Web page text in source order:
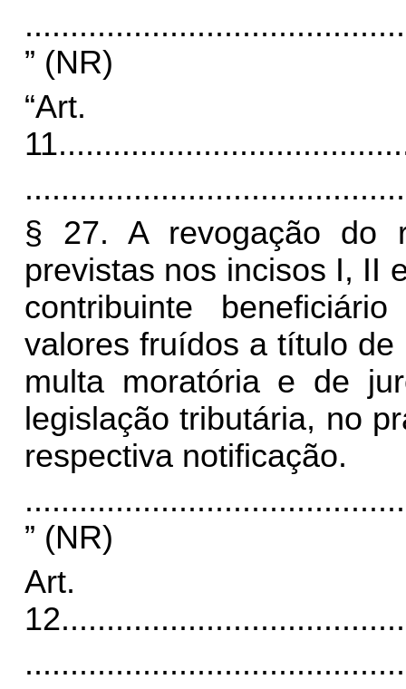
” (NR)
“Art.
11.
§ 27. A revogação do
previstas nos incisos I, II
contribuinte
valores fruídos a título
multa moratória e de
legislação tributária, no
respectiva notificação.
” (NR)
Art.
12.